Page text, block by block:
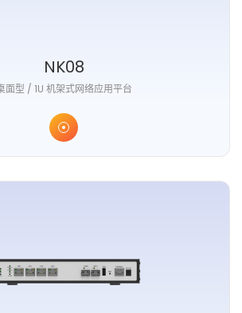
NK08
面型 / 1U 机架式网络应用平台